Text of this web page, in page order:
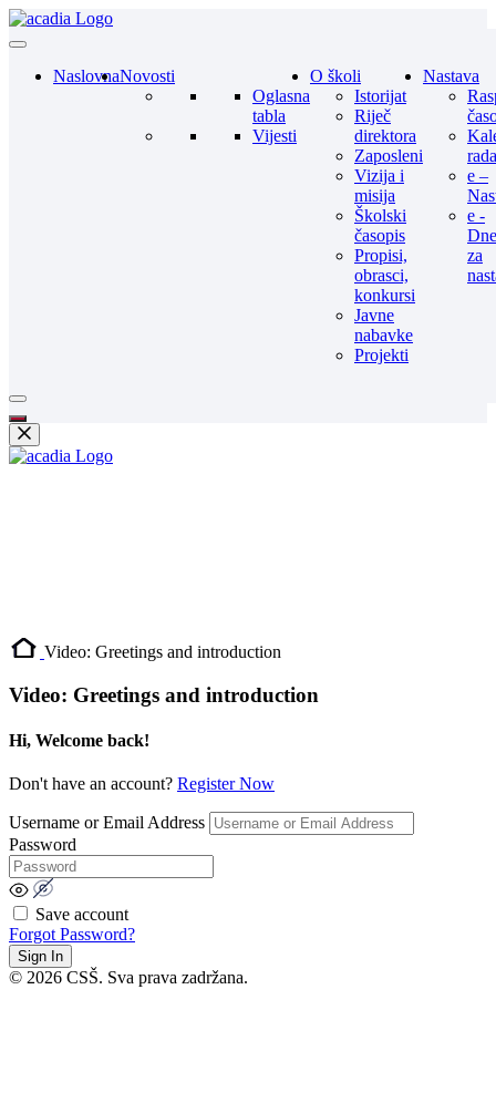
NaslovnaNovosti
Oglasna
tabla
Vijesti
O školi
Istorijat
Riječ
direktora
Zaposleni
Vizija i
misija
Školski
časopis
Propisi,
obrasci,
konkursi
Javne
nabavke
Projekti
Nastava
rada
e –
e -
za
Video: Greetings and introduction
Video: Greetings and introduction
Hi, Welcome back!
Don't have an account? Register Now
Username or Email Address
Password
Save account
Forgot Password?
Sign In
© 2026 CSŠ. Sva prava zadržana.